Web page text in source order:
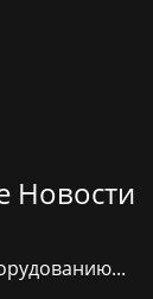
Новости